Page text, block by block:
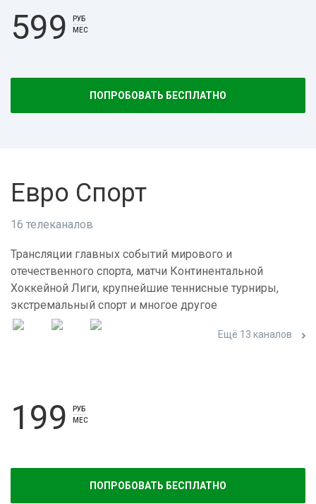
599
РУБ
МЕС
ПОПРОБОВАТЬ БЕСПЛАТНО
Евро Спорт
16 телеканалов
Трансляции главных событий мирового и
отечественного спорта, матчи Континентальной
Хоккейной Лиги, крупнейшие теннисные турниры,
экстремальный спорт и многое другое
Ещё 13 каналов
199
РУБ
МЕС
ПОПРОБОВАТЬ БЕСПЛАТНО